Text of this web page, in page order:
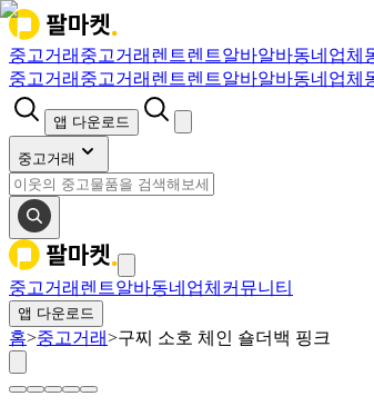
중고거래 중고거래 렌트렌트알바알바동네업체
중고거래 중고거래 렌트렌트알바알바동네업체
앱 다운로드
중고거래
중고거래 렌트알바동네업체 커뮤니티
앱 다운로드
홈>중고거래>구찌 소호 체인 숄더백 핑크